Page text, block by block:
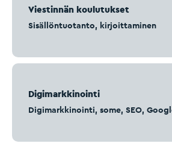
Viestinnän koulutukset
Sisällöntuotanto, kirjoittaminen
Digimarkkinointi
Digimarkkinointi, some, SEO,